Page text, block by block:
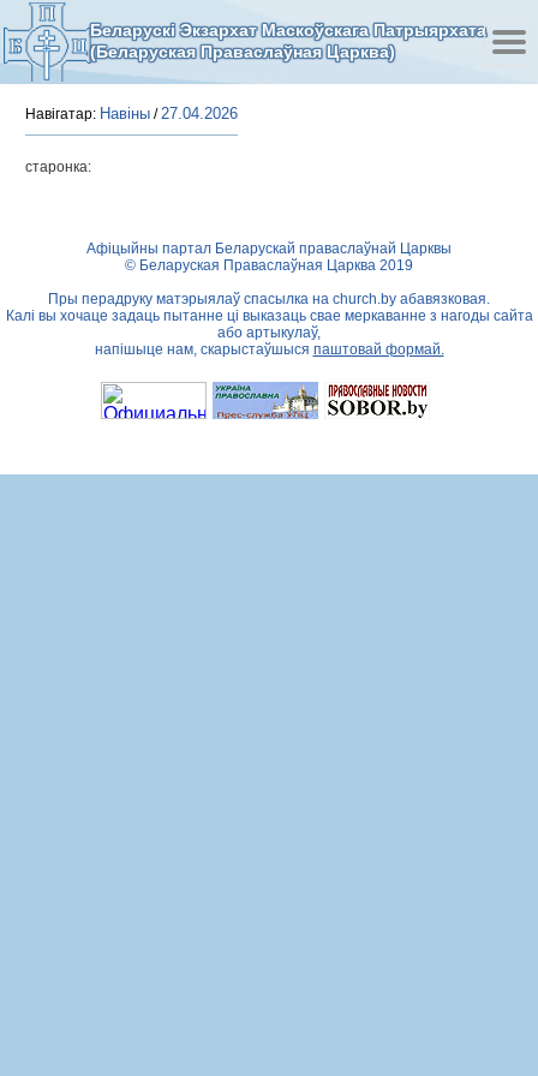
Беларускі Экзархат Маскоўскага Патрыярхата
(Беларуская Праваслаўная Царква)
Навігатар: Навіны /27.04.2026
старонка:
Афіцыйны партал Беларускай праваслаўнай Царквы
© Беларуская Праваслаўная Царква 2019
Пры перадруку матэрыялаў спасылка на church.by абавязковая.
Калі вы хочаце задаць пытанне ці выказаць свае меркаванне з нагоды сайта
або артыкулаў,
напішыце нам, скарыстаўшыся паштовай формай.